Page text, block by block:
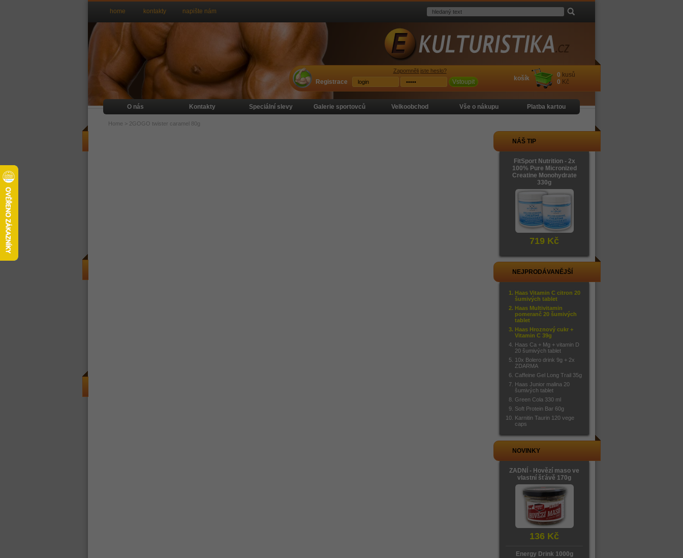
NÁŠ TIP
FitSport Nutrition - 2x
100% Pure Micronized
Creatine Monohydrate
330g
719 Kč
NEJPRODÁVANĚJŠÍ
Haas Vitamin C citron 20
šumivých tablet
Haas Multivitamin
pomeranč 20 šumivých
tablet
Haas Hroznový cukr +
Vitamin C 39g
Haas Ca + Mg + vitamin D
20 šumivých tablet
10x Bolero drink 9g + 2x
ZDARMA
Caffeine Gel Long Trail 35g
Haas Junior malina 20
šumivých tablet
Green Cola 330 ml
Soft Protein Bar 60g
Karnitin Taurin 120 vege
caps
NOVINKY
ZADNÍ - Hovězí maso ve
vlastní šťávě 170g
136 Kč
Energy Drink 1000g
home kontakty napište nám
O nás Kontakty Speciální slevy Galerie sportovců Velkoobchod Vše o nákupu Platba kartou
Home > 2GOGO twister caramel 80g
košík 0 kusů
0 Kč
Registrace
Zapomněli jste heslo?
Vstoupit